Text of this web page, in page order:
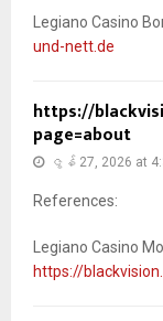
Legiano Casino
und-nett.de
https://
page=about
ဇွန် 27, 2026 at
References:
Legiano Casino
https://